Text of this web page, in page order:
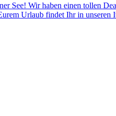
See! Wir haben einen tollen
Urlaub findet Ihr in unseren